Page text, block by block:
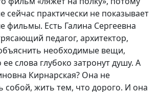
сейчас практически не показывает
фильмы. Есть Галина Сергеевна
педагог, архитектор,
необходимые вещи,
слова глубоко затронут душу. А
Кирнарская? Она не
собой, жить тем, что дорого. И она